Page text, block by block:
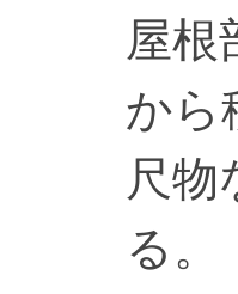
屋根
から
尺物
る。